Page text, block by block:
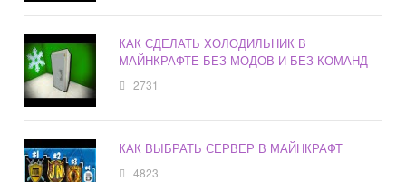
КАК СДЕЛАТЬ ХОЛОДИЛЬНИК В
МАЙНКРАФТЕ БЕЗ МОДОВ И БЕЗ КОМАНД
2731
КАК ВЫБРАТЬ СЕРВЕР В МАЙНКРАФТ
4823